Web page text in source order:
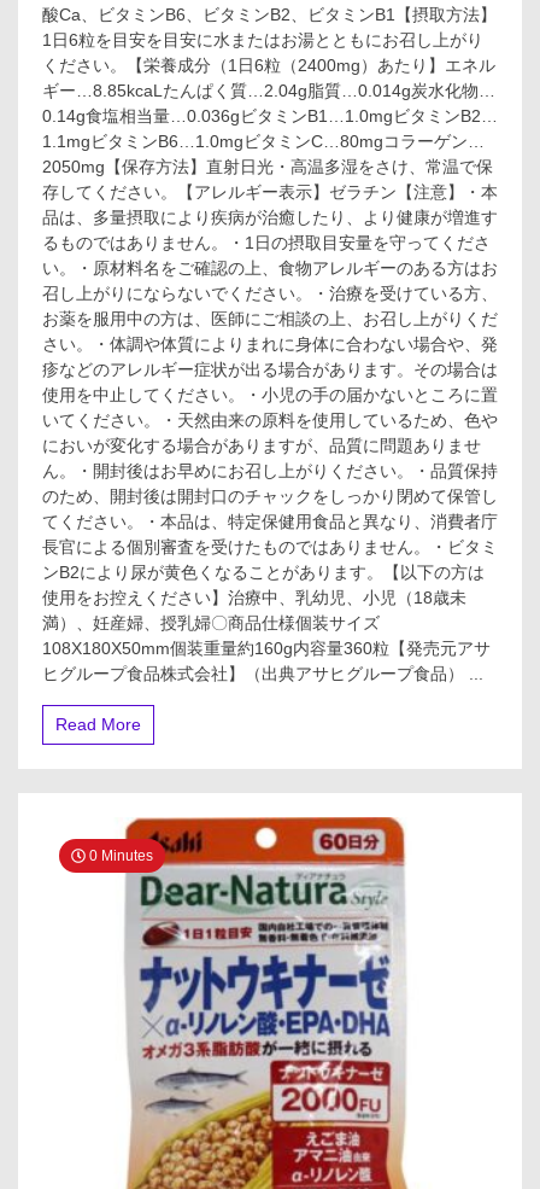
イ
ル
コ
ラ
ゲ
ン
60
日
分
360
粒
入
酸Ca、ビタミンB6、ビタミンB2、ビタミンB1【摂取方法】
1日6粒を目安を目安に水またはお湯とともにお召し上がり
ください。【栄養成分（1日6粒（2400mg）あたり】エネル
ギー…8.85kcaLたんぱく質…2.04g脂質…0.014g炭水化物…
0.14g食塩相当量…0.036gビタミンB1…1.0mgビタミンB2…
1.1mgビタミンB6…1.0mgビタミンC…80mgコラーゲン…
2050mg【保存方法】直射日光・高温多湿をさけ、常温で保
存してください。【アレルギー表示】ゼラチン【注意】・本
品は、多量摂取により疾病が治癒したり、より健康が増進す
るものではありません。・1日の摂取目安量を守ってくださ
い。・原材料名をご確認の上、食物アレルギーのある方はお
召し上がりにならないでください。・治療を受けている方、
お薬を服用中の方は、医師にご相談の上、お召し上がりくだ
さい。・体調や体質によりまれに身体に合わない場合や、発
疹などのアレルギー症状が出る場合があります。その場合は
使用を中止してください。・小児の手の届かないところに置
いてください。・天然由来の原料を使用しているため、色や
においが変化する場合がありますが、品質に問題ありませ
ん。・開封後はお早めにお召し上がりください。・品質保持
のため、開封後は開封口のチャックをしっかり閉めて保管し
てください。・本品は、特定保健用食品と異なり、消費者庁
長官による個別審査を受けたものではありません。・ビタミ
ンB2により尿が黄色くなることがあります。【以下の方は
使用をお控えください】治療中、乳幼児、小児（18歳未
満）、妊産婦、授乳婦〇商品仕様個装サイズ
108X180X50mm個装重量約160g内容量360粒【発売元アサ
Read More
0 Minutes